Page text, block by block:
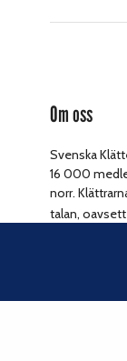
Om oss
Svenska
16 000
norr.
talan,